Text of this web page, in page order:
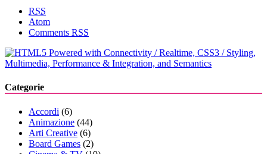
RSS
Atom
Comments RSS
Categorie
Accordi (6)
Animazione (44)
Arti Creative (6)
Board Games (2)